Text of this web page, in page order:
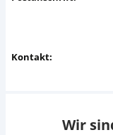
Kontakt:
Wir